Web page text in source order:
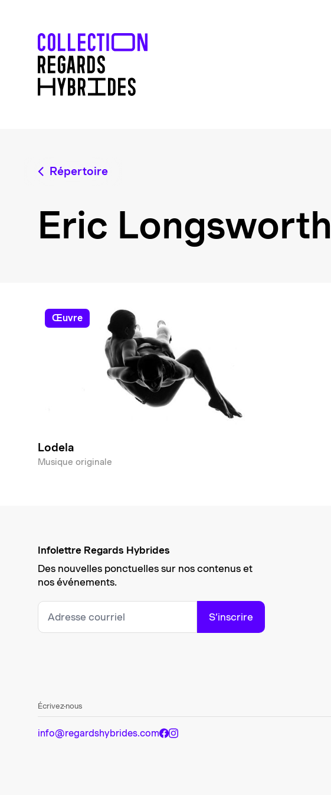
Répertoire
Eric Longsworth
œuvre
Lodela
Musique originale
Infolettre Regards Hybrides
Des nouvelles ponctuelles sur nos contenus et
nos événements.
S’inscrire
Écrivez-nous
info@regardshybrides.com